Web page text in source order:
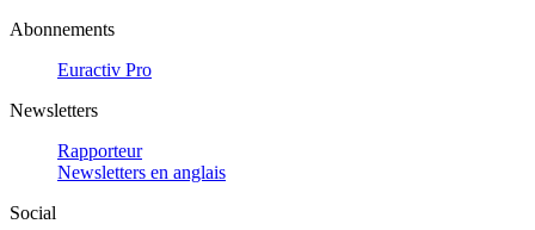
Abonnements
Euractiv Pro
Newsletters
Rapporteur
Newsletters en anglais
Social